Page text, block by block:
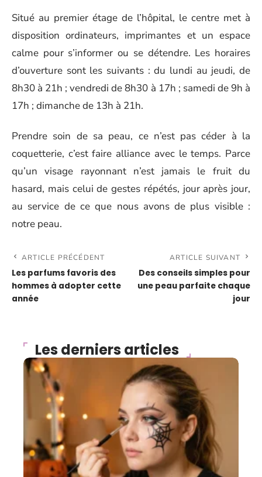
Situé au premier étage de l’hôpital, le centre met à
disposition ordinateurs, imprimantes et un espace
calme pour s’informer ou se détendre. Les horaires
d’ouverture sont les suivants : du lundi au jeudi, de
8h30 à 21h ; vendredi de 8h30 à 17h ; samedi de 9h à
17h ; dimanche de 13h à 21h.
Prendre soin de sa peau, ce n’est pas céder à la
coquetterie, c’est faire alliance avec le temps. Parce
qu’un visage rayonnant n’est jamais le fruit du
hasard, mais celui de gestes répétés, jour après jour,
au service de ce que nous avons de plus visible :
notre peau.
ARTICLE PRÉCÉDENT
Les parfums favoris des
hommes à adopter cette
année
ARTICLE SUIVANT
Des conseils simples pour
une peau parfaite chaque
jour
Les derniers articles